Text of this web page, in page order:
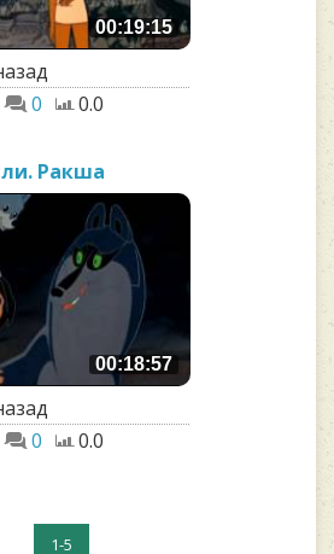
00:19:15
0 0.0
Ракша
00:18:57
0 0.0
1-5